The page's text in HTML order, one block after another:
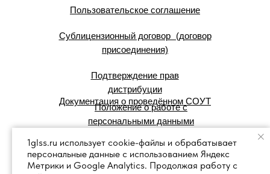
Пользовательское соглашение
Сублицензионный договор (договор
присоединения)
Подтверждение прав
дистрибуции
Документация о проведённом СОУТ
Положение о работе с
персональными данными
© 2007 — 2025 г. Система Сервис:
справочные правовые системы.
1glss.ru использует cookie-файлы и обрабатывает
персональные данные с использованием Яндекс
Метрики и Google Analytics. Продолжая работу с